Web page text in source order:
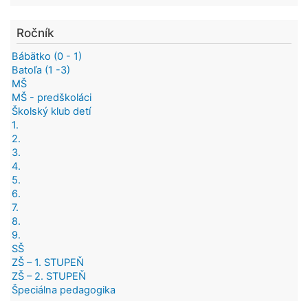
Ročník
Bábätko (0 - 1)
Batoľa (1 -3)
MŠ
MŠ - predškoláci
Školský klub detí
1.
2.
3.
4.
5.
6.
7.
8.
9.
SŠ
ZŠ – 1. STUPEŇ
ZŠ – 2. STUPEŇ
Špeciálna pedagogika